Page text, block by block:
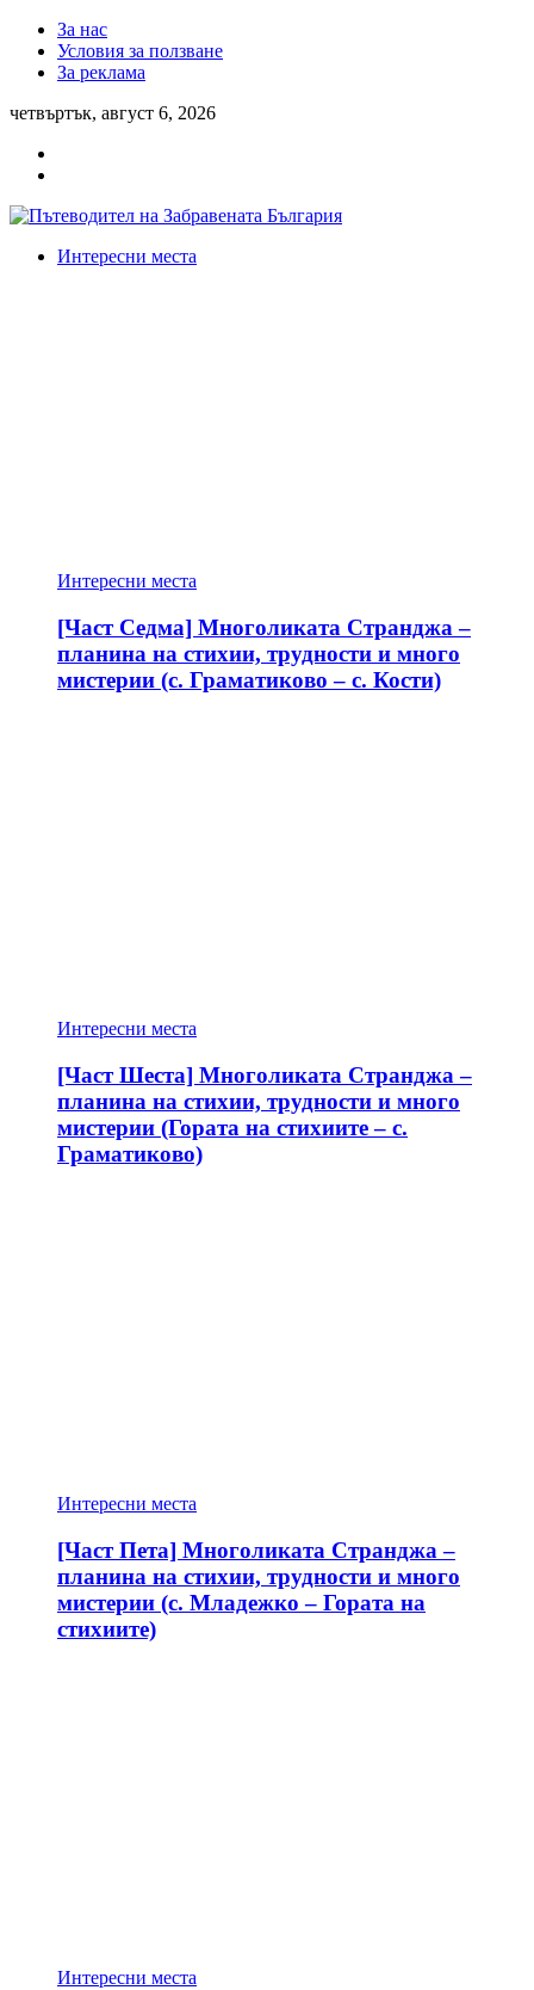
За нас
Условия за ползване
За реклама
четвъртък, август 6, 2026
Интересни места
Интересни места
[Част Седма] Многоликата Странджа –
планина на стихии, трудности и много
мистерии (с. Граматиково – с. Кости)
Интересни места
[Част Шеста] Многоликата Странджа –
планина на стихии, трудности и много
мистерии (Гората на стихиите – с.
Граматиково)
Интересни места
[Част Пета] Многоликата Странджа –
планина на стихии, трудности и много
мистерии (с. Младежко – Гората на
стихиите)
Интересни места